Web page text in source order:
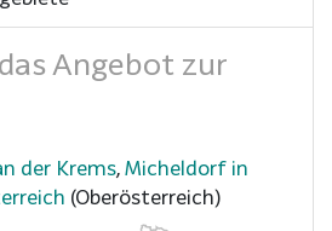
Angebot zur
der Krems, Micheldorf in
(Oberösterreich)